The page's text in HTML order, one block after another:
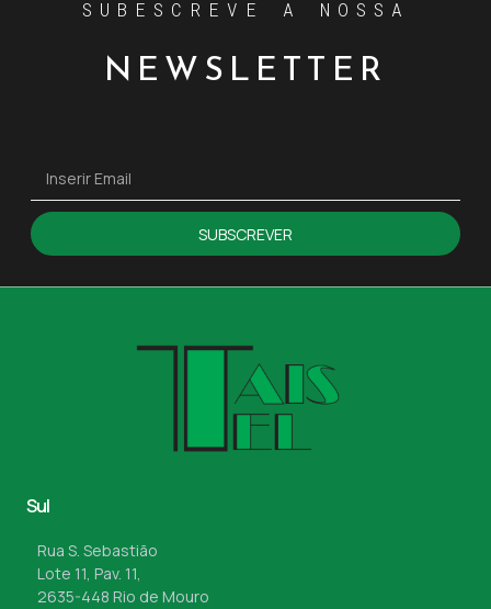
SUBESCREVE A NOSSA
NEWSLETTER
SUBSCREVER
Sul
Rua S. Sebastião
Lote 11, Pav. 11,
2635-448 Rio de Mouro